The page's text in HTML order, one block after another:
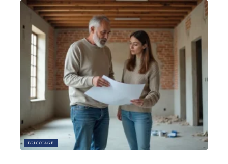
BRICOLAGE